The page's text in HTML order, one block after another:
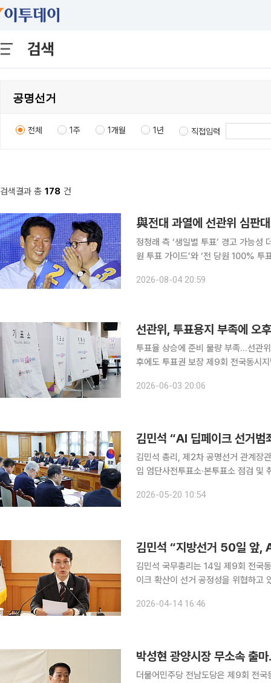
검색
전체 1주 1개월 1년 직접입력
검색결과 총 178 건
與전대 과열에 선관위 심판
정청래 측 ‘생일별 투표’ 경고 가능성 더불어민주당 8·17 전당대회 과정에서 불거진 ‘생일별 최고위
원 투표 가이드’와 ‘전 당원 100% 투
2026-08-04 20:59
선관위, 투표용지 부족에 오
투표율 상승에 준비 물량 부족…선관
후에도 투표권 보장 제9회 전국동시지방선거 본투표가 진행된 3일 서울과 인천 일부 투표소에서 투
2026-06-03 20:06
김민석 “AI 딥페이크 선거
김민석 총리, 제2차 공명선거 관계장
입 엄단사전투표소·본투표소 점검 및 취약계층 투표 지원
검·경과 관계부처 공조를 통해 ‘3대
2026-05-20 10:54
김민석 “지방선거 50일 앞,
김민석 국무총리는 14일 제9회 전국
이크 확산이 선거 공정성을 위협하고
관회의에서 “지방선거는 지역의 미래
2026-04-14 16:46
박성현 광양시장 무소속 출
더불어민주당 전남도당은 제9회 전